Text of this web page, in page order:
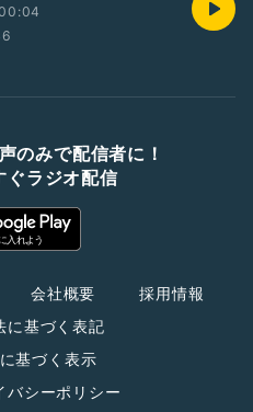
のみで配信者に！
ぐラジオ配信
会社概要
採用情報
に基づく表記
基づく表示
バシーポリシー